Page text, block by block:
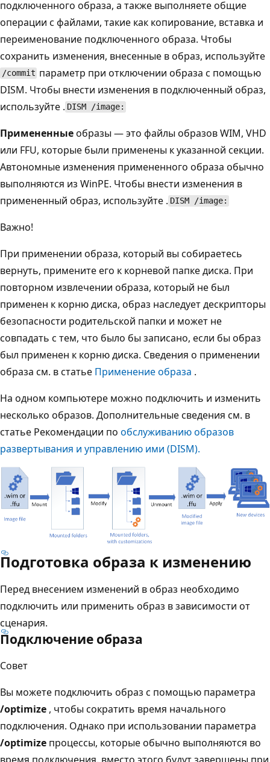
подключенного образа, а также выполняете общие
операции с файлами, такие как копирование, вставка и
переименование подключенного образа. Чтобы
сохранить изменения, внесенные в образ, используйте
/commit параметр при отключении образа с помощью
DISM. Чтобы внести изменения в подключенный образ,
используйте . DISM /image:
Примененныеобразы — это файлы образов WIM, VHD
или FFU, которые были применены к указанной секции.
Автономные изменения примененного образа обычно
выполняются из WinPE. Чтобы внести изменения в
примененный образ, используйте . DISM /image:
Важно!
При применении образа, который вы собираетесь
вернуть, примените его к корневой папке диска. При
повторном извлечении образа, который не был
применен к корню диска, образ наследует дескрипторы
безопасности родительской папки и может не
совпадать с тем, что было бы записано, если бы образ
был применен к корню диска. Сведения о применении
образа см. в статье Применение образа .
На одном компьютере можно подключить и изменить
несколько образов. Дополнительные сведения см. в
статье Рекомендации по обслуживанию образов
развертывания и управлению ими (DISM).
Подготовка образа к изменению
Перед внесением изменений в образ необходимо
подключить или применить образ в зависимости от
сценария.
Подключение образа
Совет
Вы можете подключить образ с помощью параметра
/optimize , чтобы сократить время начального
подключения. Однако при использовании параметра
/optimize процессы, которые обычно выполняются во